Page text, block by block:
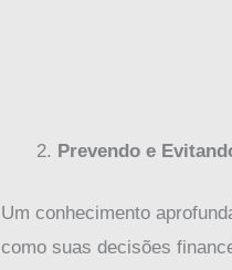
Prevendo e
Um conhecimento
como suas decisões